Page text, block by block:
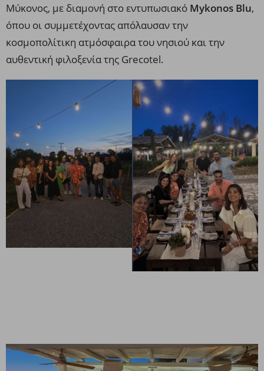
Μύκονος, με διαμονή στο εντυπωσιακό Mykonos Blu,
όπου οι συμμετέχοντας απόλαυσαν την
κοσμοπολίτικη ατμόσφαιρα του νησιού και την
αυθεντική φιλοξενία της Grecotel.